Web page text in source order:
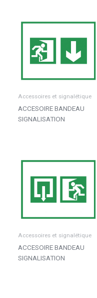
Accessoires et signalétique
ACCESOIRE BANDEAU
SIGNALISATION
Accessoires et signalétique
ACCESOIRE BANDEAU
SIGNALISATION